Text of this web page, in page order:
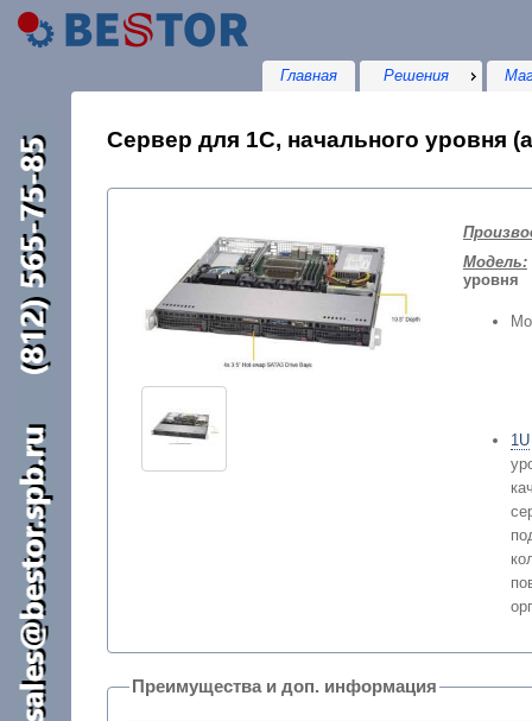
Главная Решения
Сервер для 1С, начального уровня
Модель:
уровня
1U
Преимущества и доп. информация